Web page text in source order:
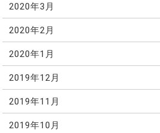
2020年3月
2020年2月
2020年1月
2019年12月
2019年11月
2019年10月